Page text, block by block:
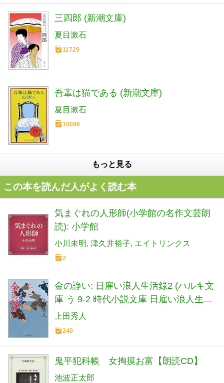
三四郎 (新潮文庫)
夏目漱石
11729
吾輩は猫である (新潮文庫)
夏目漱石
10096
もっと見る
この本を読んだ人がよく読む本
気まぐれの人形師(小学館の名作文芸朗
読): 小学館
小川未明 津久井裕子 エイトリンクス
2
金の諍い: 日雇い浪人生活録2 (ハルキ文
庫 う 9-2 時代小説文庫 日雇い浪人生活
録 2)
上田秀人
240
鬼平犯科帳 女掏摸お富【朗読CD】
池波正太郎